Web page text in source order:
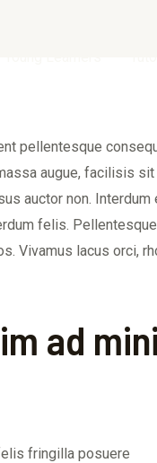
pellentesque
augue, facilisis sit
auctor non. Interdum
felis. Pellentesque
Vivamus lacus orci,
ad
fringilla posuere